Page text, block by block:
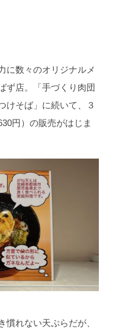
に数々のオリジナルメ
ず店。「手づくり肉団
けそば」に続いて、３
円）の販売がはじま
れない天ぷらだが、